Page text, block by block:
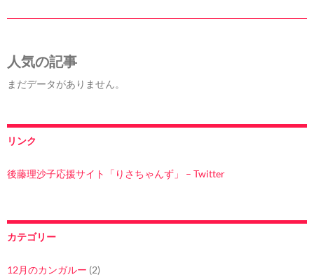
人気の記事
まだデータがありません。
リンク
後藤理沙子応援サイト「りさちゃんず」 – Twitter
カテゴリー
12月のカンガルー (2)